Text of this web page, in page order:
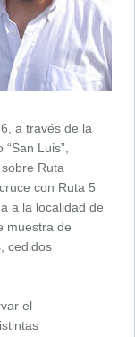
a través de la
Luis”,
Ruta
con Ruta 5
a la localidad de
muestra de
cedidos
el